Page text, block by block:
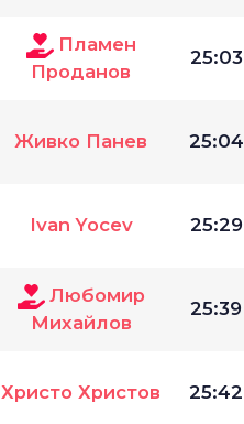
Пламен
Проданов
25:03
Живко Панев 25:04
Ivan Yocev 25:29
Любомир
Михайлов
25:39
Христо Христов 25:42